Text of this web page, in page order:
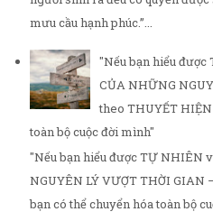
mưu cầu hạnh phúc.”...
"Nếu bạn hiểu
CỦA NHỮNG
theo THUYẾT
toàn bộ cuộc đời mình"
"Nếu bạn hiểu được TỰ NHIÊN
NGUYÊN LÝ VƯỢT THỜI
bạn có thể chuyển hóa toàn bộ